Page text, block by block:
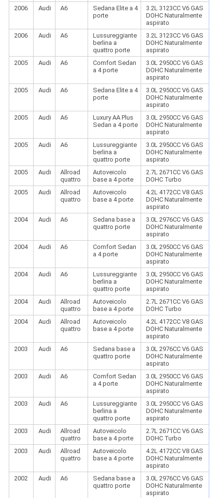
2006
Audi A6
Sedana Elite a 4
porte
3.2L 3123CC V6 GAS
DOHC Naturalmente
aspirato
2006
Audi A6
Lussureggiante
berlina a
quattro porte
3.2L 3123CC V6 GAS
DOHC Naturalmente
aspirato
2005
Audi A6
Comfort Sedan
a 4 porte
3.0L 2950CC V6 GAS
DOHC Naturalmente
aspirato
2005
Audi A6
Sedana Elite a 4
porte
3.0L 2950CC V6 GAS
DOHC Naturalmente
aspirato
2005
Audi A6
Luxury AA Plus
Sedan a 4 porte
3.0L 2950CC V6 GAS
DOHC Naturalmente
aspirato
2005
Audi A6
Lussureggiante
berlina a
quattro porte
3.0L 2950CC V6 GAS
DOHC Naturalmente
aspirato
2005
Audi
Allroad
quattro
Autoveicolo
base a 4 porte
2.7L 2671CC V6 GAS
DOHC Turbo
2005
Audi
Allroad
quattro
Autoveicolo
base a 4 porte
4.2L 4172CC V8 GAS
DOHC Naturalmente
aspirato
2004
Audi A6
Sedana base a
quattro porte
3.0L 2976CC V6 GAS
DOHC Naturalmente
aspirato
2004
Audi A6
Comfort Sedan
a 4 porte
3.0L 2950CC V6 GAS
DOHC Naturalmente
aspirato
2004
Audi A6
Lussureggiante
berlina a
quattro porte
3.0L 2950CC V6 GAS
DOHC Naturalmente
aspirato
2004
Audi
Allroad
quattro
Autoveicolo
base a 4 porte
2.7L 2671CC V6 GAS
DOHC Turbo
2004
Audi
Allroad
quattro
Autoveicolo
base a 4 porte
4.2L 4172CC V8 GAS
DOHC Naturalmente
aspirato
2003
Audi A6
Sedana base a
quattro porte
3.0L 2976CC V6 GAS
DOHC Naturalmente
aspirato
2003
Audi A6
Comfort Sedan
a 4 porte
3.0L 2950CC V6 GAS
DOHC Naturalmente
aspirato
2003
Audi A6
Lussureggiante
berlina a
quattro porte
3.0L 2950CC V6 GAS
DOHC Naturalmente
aspirato
2003
Audi
Allroad
quattro
Autoveicolo
base a 4 porte
2.7L 2671CC V6 GAS
DOHC Turbo
2003
Audi
Allroad
quattro
Autoveicolo
base a 4 porte
4.2L 4172CC V8 GAS
DOHC Naturalmente
aspirato
2002
Audi A6
Sedana base a
quattro porte
3.0L 2976CC V6 GAS
DOHC Naturalmente
aspirato